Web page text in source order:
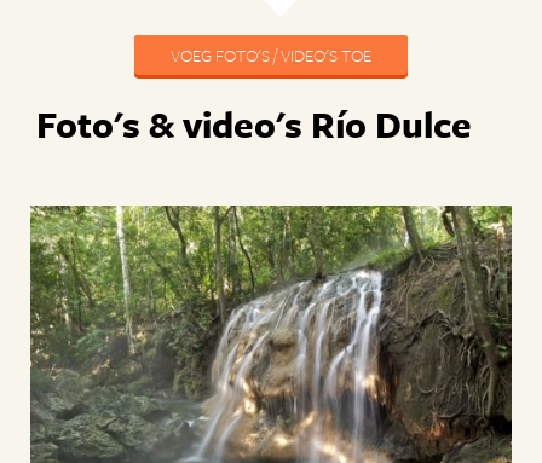
VOEG FOTO'S / VIDEO'S TOE
Foto's & video's Río Dulce